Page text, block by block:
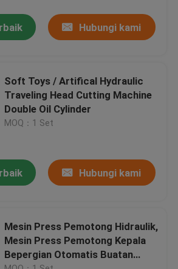
Mati Hidrolik
Hidrolik
Arm
Hubungi kami
Soft Toys / Artifical Hydraulic
Traveling Head Cutting Machine
Double Oil Cylinder
MOQ：1 Set
Hubungi kami
Mesin Press Pemotong Hidraulik,
Mesin Press Pemotong Kepala
Bepergian Otomatis Buatan